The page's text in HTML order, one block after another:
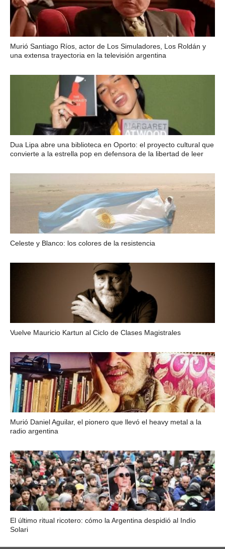
Murió Santiago Ríos, actor de Los Simuladores, Los Roldán y
una extensa trayectoria en la televisión argentina
Dua Lipa abre una biblioteca en Oporto: el proyecto cultural que
convierte a la estrella pop en defensora de la libertad de leer
Celeste y Blanco: los colores de la resistencia
Vuelve Mauricio Kartun al Ciclo de Clases Magistrales
Murió Daniel Aguilar, el pionero que llevó el heavy metal a la
radio argentina
El último ritual ricotero: cómo la Argentina despidió al Indio
Solari